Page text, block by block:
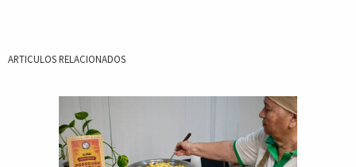
ARTICULOS RELACIONADOS